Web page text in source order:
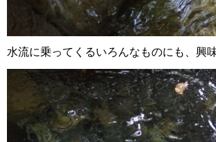
水流に乗ってくるいろんなものにも、興味